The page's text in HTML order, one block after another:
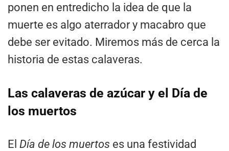
ponen en entredicho la idea de que la
muerte es algo aterrador y macabro que
debe ser evitado. Miremos más de cerca la
historia de estas calaveras.
Las calaveras de azúcar y el Día de
los muertos
El Día de los muertos es una festividad